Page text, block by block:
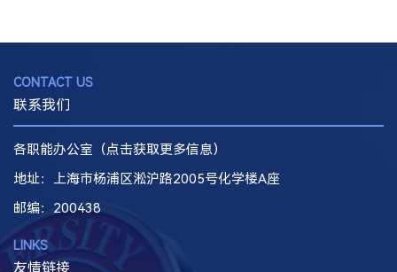
CONTACT US
联系我们
各职能办公室（点击获取更多信息）
地址：上海市杨浦区淞沪路2005号化学楼A座
邮编：200438
LINKS
友情链接